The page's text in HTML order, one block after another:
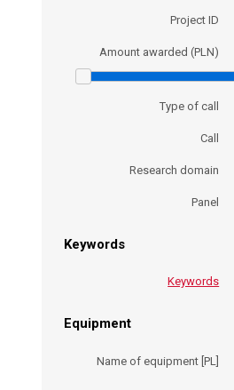
Project ID
Amount awarded (PLN)
Type of call
Call
Research domain
Panel
Keywords
Keywords
Equipment
Name of equipment [PL]